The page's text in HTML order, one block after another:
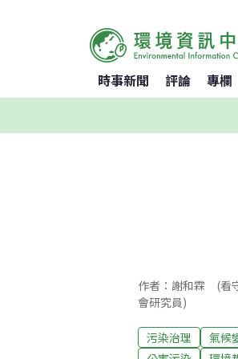
時事新聞 評論 專欄
作者：謝和霖 (看
會研究員)
污染治理
氣候